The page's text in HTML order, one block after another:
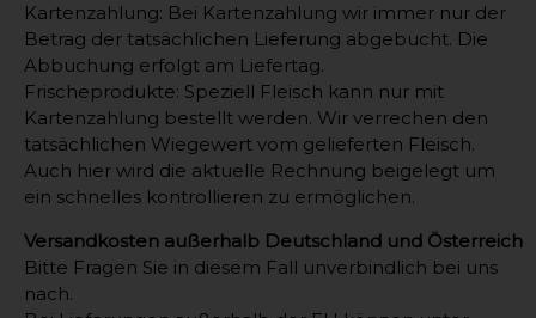
Kartenzahlung: Bei Kartenzahlung wir immer nur der
Betrag der tatsächlichen Lieferung abgebucht. Die
Abbuchung erfolgt am Liefertag.
Frischeprodukte: Speziell Fleisch kann nur mit
Kartenzahlung bestellt werden. Wir verrechen den
tatsächlichen Wiegewert vom gelieferten Fleisch.
Auch hier wird die aktuelle Rechnung beigelegt um
ein schnelles kontrollieren zu ermöglichen.
Versandkosten außerhalb Deutschland und Österreich
Bitte Fragen Sie in diesem Fall unverbindlich bei uns
nach.